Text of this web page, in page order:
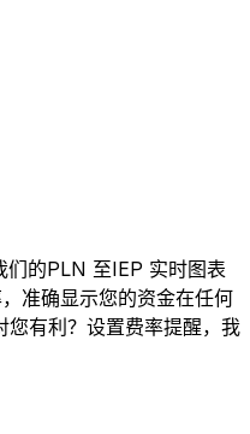
的PLN 至IEP 实时图表
准确显示您的资金在任何
您有利？设置费率提醒，我